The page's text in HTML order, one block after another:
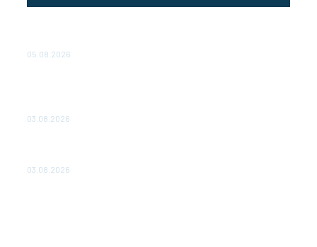
05.08.2026
03.08.2026
03.08.2026